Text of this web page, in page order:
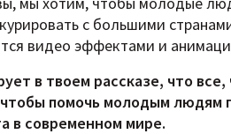
с большими
видео эффектами и
в твоем рассказе, что
помочь молодым людям
в современном мире.